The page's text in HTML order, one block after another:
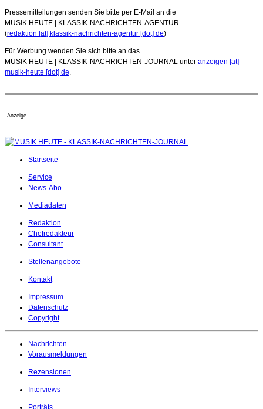
Pressemitteilungen senden Sie bitte per E-Mail an die
MUSIK HEUTE | KLASSIK-NACHRICHTEN-AGENTUR
(redaktion [at] klassik-nachrichten-agentur [dot] de)
Für Werbung wenden Sie sich bitte an das
MUSIK HEUTE | KLASSIK-NACHRICHTEN-JOURNAL unter anzeigen [at]
musik-heute [dot] de.
Anzeige
Startseite
Service
News-Abo
Mediadaten
Redaktion
Chefredakteur
Consultant
Stellenangebote
Kontakt
Impressum
Datenschutz
Copyright
Nachrichten
Vorausmeldungen
Rezensionen
Interviews